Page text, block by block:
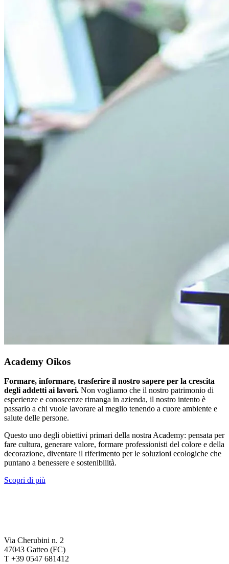
Academy Oikos
Formare, informare, trasferire il nostro sapere per la crescita
degli addetti ai lavori. Non vogliamo che il nostro patrimonio di
esperienze e conoscenze rimanga in azienda, il nostro intento è
passarlo a chi vuole lavorare al meglio tenendo a cuore ambiente e
salute delle persone.
Questo uno degli obiettivi primari della nostra Academy: pensata per
fare cultura, generare valore, formare professionisti del colore e della
decorazione, diventare il riferimento per le soluzioni ecologiche che
puntano a benessere e sostenibilità.
Scopri di più
Via Cherubini n. 2
47043 Gatteo (FC)
T +39 0547 681412